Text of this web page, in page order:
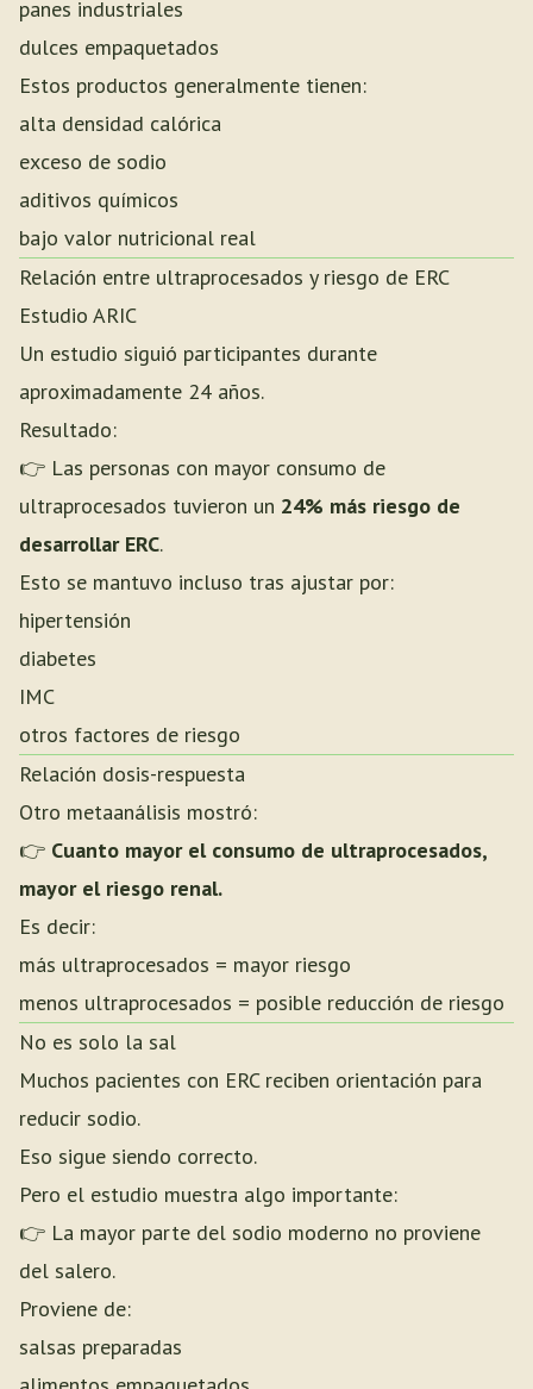
panes industriales
dulces empaquetados
Estos productos generalmente tienen:
alta densidad calórica
exceso de sodio
aditivos químicos
bajo valor nutricional real
Relación entre ultraprocesados y riesgo de ERC
Estudio ARIC
Un estudio siguió participantes durante
aproximadamente 24 años.
Resultado:
👉 Las personas con mayor consumo de
ultraprocesados tuvieron un 24% más riesgo de
desarrollar ERC.
Esto se mantuvo incluso tras ajustar por:
hipertensión
diabetes
IMC
otros factores de riesgo
Relación dosis-respuesta
Otro metaanálisis mostró:
👉 Cuanto mayor el consumo de ultraprocesados,
mayor el riesgo renal.
Es decir:
más ultraprocesados = mayor riesgo
menos ultraprocesados = posible reducción de riesgo
No es solo la sal
Muchos pacientes con ERC reciben orientación para
reducir sodio.
Eso sigue siendo correcto.
Pero el estudio muestra algo importante:
👉 La mayor parte del sodio moderno no proviene
del salero.
Proviene de:
salsas preparadas